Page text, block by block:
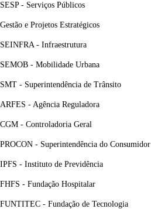
SESP - Serviços Públicos
Gestão e Projetos Estratégicos
SEINFRA - Infraestrutura
SEMOB - Mobilidade Urbana
SMT - Superintendência de Trânsito
ARFES - Agência Reguladora
CGM - Controladoria Geral
PROCON - Superintendência do Consumidor
IPFS - Instituto de Previdência
FHFS - Fundação Hospitalar
FUNTITEC - Fundação de Tecnologia